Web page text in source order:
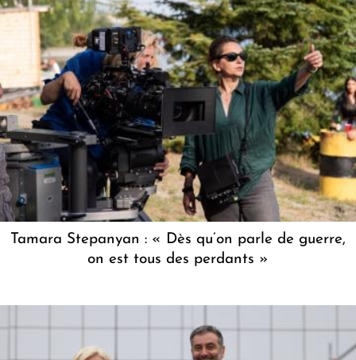
Tamara Stepanyan : « Dès qu’on parle de guerre,
on est tous des perdants »